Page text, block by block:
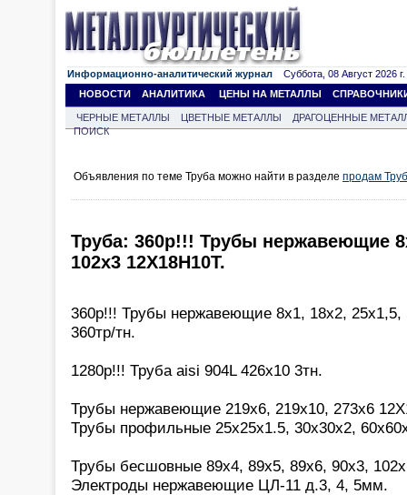
Информационно-аналитический журнал Суббота, 08 Август 2026 г.
НОВОСТИ
АНАЛИТИКА ЦЕНЫ НА МЕТАЛЛЫ
ЧЕРНЫЕ МЕТАЛЛЫ ЦВЕТНЫЕ МЕТАЛЛЫ
ДРАГОЦЕННЫЕ
ПОИСК
Объявления по теме Труба можно найти в разделе продам
Труба: 360р!!! Трубы нержавеющие
102х3 12Х18Н10Т.
360р!!! Трубы нержавеющие 8х1, 18х2, 25х1,5,
360тр/тн.
1280р!!! Труба aisi 904L 426х10 3тн.
Трубы нержавеющие 219х6, 219х10, 273х6
Трубы профильные 25х25х1.5, 30х30х2,
Трубы бесшовные 89х4, 89х5, 89х6, 90х3,
Электроды нержавеющие ЦЛ-11 д.3, 4, 5мм.